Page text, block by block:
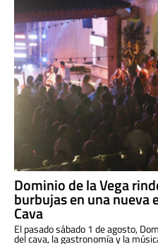
Dominio de la Vega
burbujas en una nueva
Cava
El pasado sábado 1 de agosto,
del cava, la gastronomía y la